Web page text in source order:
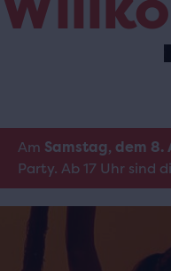
Am Samstag, dem 8.
Party. Ab 17 Uhr